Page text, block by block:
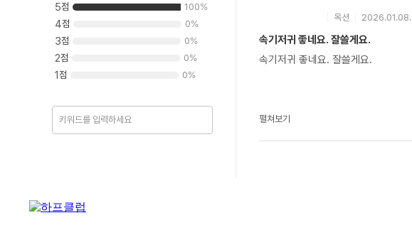
5점 100%
4점 0%
3점 0%
2점 0%
1점 0%
옥션 2026.01.08.
속기저귀 좋네요. 잘쓸게요.
속기저귀 좋네요. 잘쓸게요.
펼쳐보기